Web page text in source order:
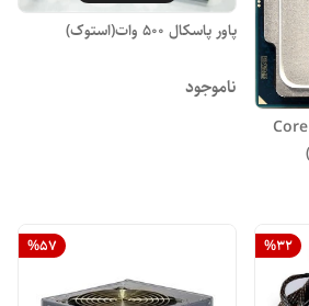
پردازنده کامپیوتر اینتل مدل Core
پاور پاسکال ۵۰۰ وات(استوک)
ناموجود
%32
%57